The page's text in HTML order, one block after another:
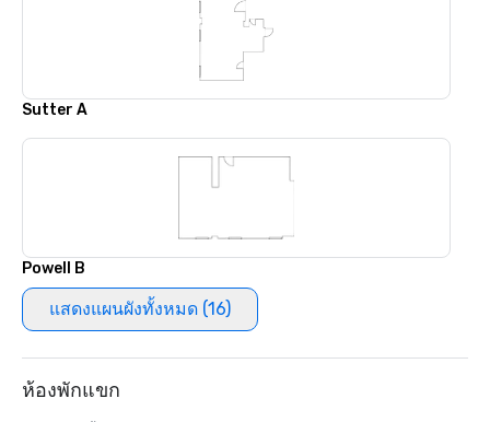
Sutter A
Powell B
แสดงแผนผังทั้งหมด (16)
ห้องพักแขก